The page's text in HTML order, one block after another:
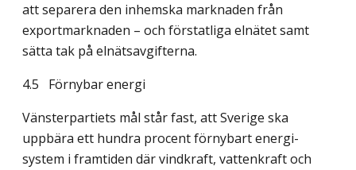
att separera den inhemska marknaden från
exportmarknaden – och förstatliga elnätet samt
sätta tak på elnätsavgifterna.
4.5 Förnybar energi
Vänsterpartiets mål står fast, att Sverige ska
uppbära ett hundra procent förnybart energi­
system i framtiden där vindkraft, vattenkraft och